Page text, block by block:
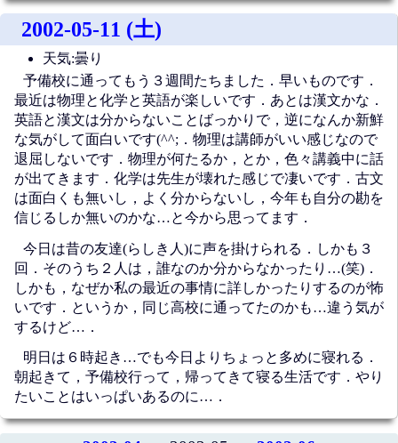
2002-05-11 (土)
天気:曇り
予備校に通ってもう３週間たちました．早いものです．
最近は物理と化学と英語が楽しいです．あとは漢文かな．
英語と漢文は分からないことばっかりで，逆になんか新鮮
な気がして面白いです(^^;．物理は講師がいい感じなので
退屈しないです．物理が何たるか，とか，色々講義中に話
が出てきます．化学は先生が壊れた感じで凄いです．古文
は面白くも無いし，よく分からないし，今年も自分の勘を
信じるしか無いのかな…と今から思ってます．
今日は昔の友達(らしき人)に声を掛けられる．しかも３
回．そのうち２人は，誰なのか分からなかったり…(笑)．
しかも，なぜか私の最近の事情に詳しかったりするのが怖
いです．というか，同じ高校に通ってたのかも…違う気が
するけど…．
明日は６時起き…でも今日よりちょっと多めに寝れる．
朝起きて，予備校行って，帰ってきて寝る生活です．やり
たいことはいっぱいあるのに…．